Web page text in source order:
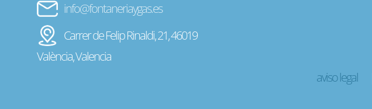
info@fontaneriaygas.es
Carrer de Felip Rinaldi, 21, 46019
València, Valencia
aviso legal